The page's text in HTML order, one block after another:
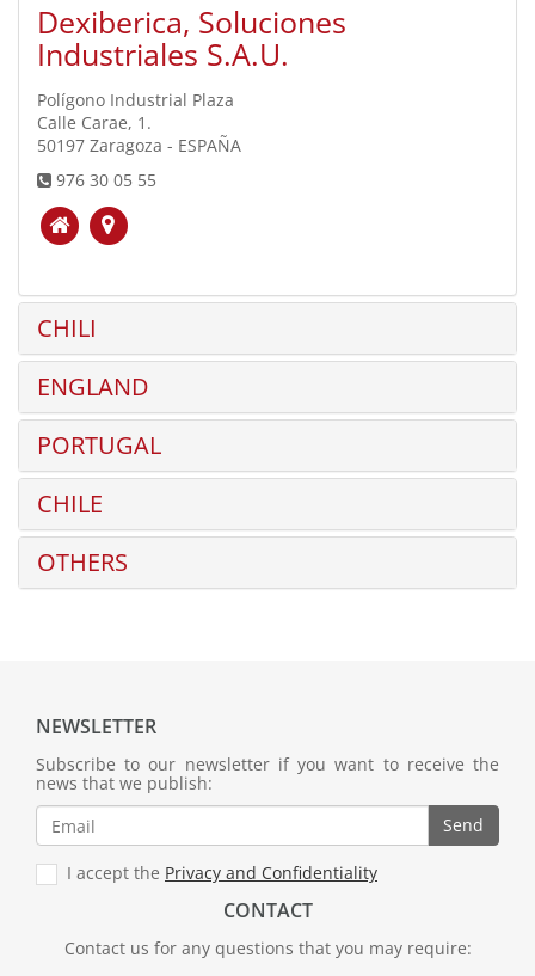
Dexiberica, Soluciones
Industriales S.A.U.
Polígono Industrial Plaza
Calle Carae, 1.
50197 Zaragoza - ESPAÑA
976 30 05 55
CHILI
ENGLAND
PORTUGAL
CHILE
OTHERS
NEWSLETTER
Subscribe to our newsletter if you want to receive the
news that we publish:
Send
I accept the Privacy and Confidentiality
CONTACT
Contact us for any questions that you may require: